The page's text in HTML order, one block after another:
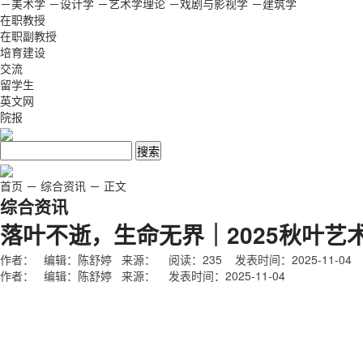
－美术学 －设计学 －艺术学理论 －戏剧与影视学 －建筑学
在职教授
在职副教授
培育建设
交流
留学生
英文网
院报
首页 － 综合资讯 － 正文
综合资讯
落叶不逝，生命无界｜2025秋叶艺
作者： 编辑：陈舒婷 来源： 阅读： 235 发表时间：2025-11-04
作者： 编辑：陈舒婷 来源： 发表时间：2025-11-04